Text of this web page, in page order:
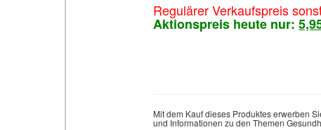
Regulärer Verkaufspreis
Aktionspreis heute nur:
Mit dem Kauf dieses Produktes erwerben
und Informationen zu den Themen